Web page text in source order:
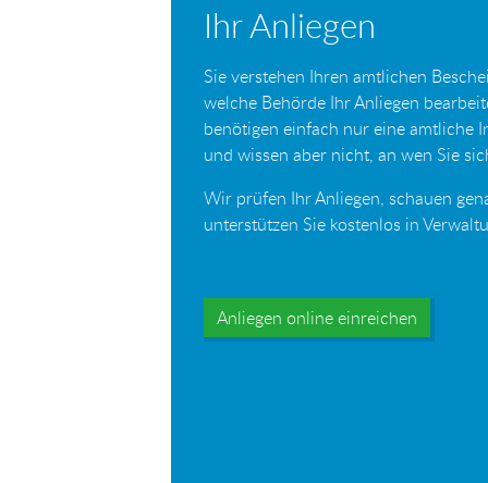
Ihr Anliegen
Sie verstehen Ihren amtlichen
welche Behörde Ihr Anliegen
benötigen einfach nur eine amtliche
und wissen aber nicht, an wen Sie
Wir prüfen Ihr Anliegen, schauen
unterstützen Sie kostenlos in
Anliegen online einreichen